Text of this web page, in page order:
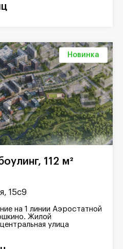
Новинка
112 м²
15с9
на 1 линии Аэростатной
Жилой
улица